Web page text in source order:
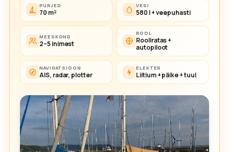
PURJED
70 m²
VESI
580 l + veepuhasti
MEESKOND
2–5 inimest
ROOL
Rooliratas +
autopiloot
NAVIGATSIOON
AIS, radar, plotter
ELEKTER
Liitium + päike + tuul